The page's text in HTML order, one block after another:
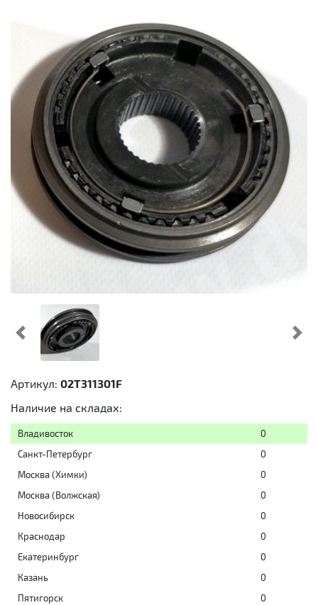
Предыдущий
Артикул: 02T311301F
Наличие на складах:
Владивосток
0
Санкт-Петербург
0
Москва (Химки)
0
Москва (Волжская)
0
Новосибирск
0
Краснодар
0
Екатеринбург
0
Казань
0
Пятигорск
0